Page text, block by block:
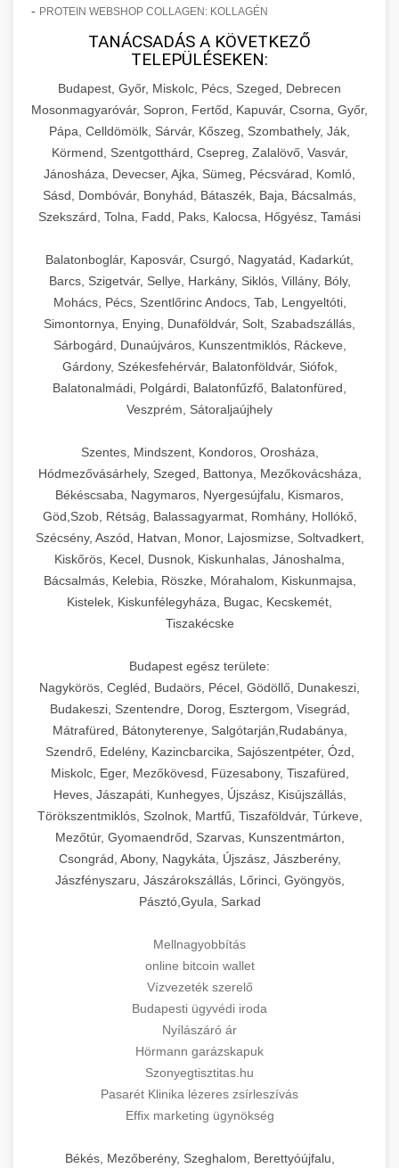
- PROTEIN WEBSHOP COLLAGEN: KOLLAGÉN
TANÁCSADÁS A KÖVETKEZŐ
TELEPÜLÉSEKEN:
Budapest, Győr, Miskolc, Pécs, Szeged, Debrecen
Mosonmagyaróvár, Sopron, Fertőd, Kapuvár, Csorna, Győr,
Pápa, Celldömölk, Sárvár, Kőszeg, Szombathely, Ják,
Körmend, Szentgotthárd, Csepreg, Zalalövő, Vasvár,
Jánosháza, Devecser, Ajka, Sümeg, Pécsvárad, Komló,
Sásd, Dombóvár, Bonyhád, Bátaszék, Baja, Bácsalmás,
Szekszárd, Tolna, Fadd, Paks, Kalocsa, Hőgyész, Tamási
Balatonboglár, Kaposvár, Csurgó, Nagyatád, Kadarkút,
Barcs, Szigetvár, Sellye, Harkány, Siklós, Villány, Bóly,
Mohács, Pécs, Szentlőrinc Andocs, Tab, Lengyeltóti,
Simontornya, Enying, Dunaföldvár, Solt, Szabadszállás,
Sárbogárd, Dunaújváros, Kunszentmiklós, Ráckeve,
Gárdony, Székesfehérvár, Balatonföldvár, Siófok,
Balatonalmádi, Polgárdi, Balatonfűzfő, Balatonfüred,
Veszprém, Sátoraljaújhely
Szentes, Mindszent, Kondoros, Orosháza,
Hódmezővásárhely, Szeged, Battonya, Mezőkovácsháza,
Békéscsaba, Nagymaros, Nyergesújfalu, Kismaros,
Göd,Szob, Rétság, Balassagyarmat, Romhány, Hollókő,
Szécsény, Aszód, Hatvan, Monor, Lajosmizse, Soltvadkert,
Kiskőrös, Kecel, Dusnok, Kiskunhalas, Jánoshalma,
Bácsalmás, Kelebia, Röszke, Mórahalom, Kiskunmajsa,
Kistelek, Kiskunfélegyháza, Bugac, Kecskemét,
Tiszakécske
Budapest egész területe:
Nagykörös, Cegléd, Budaörs, Pécel, Gödöllő, Dunakeszi,
Budakeszi, Szentendre, Dorog, Esztergom, Visegrád,
Mátrafüred, Bátonyterenye, Salgótarján,Rudabánya,
Szendrő, Edelény, Kazincbarcika, Sajószentpéter, Ózd,
Miskolc, Eger, Mezőkövesd, Füzesabony, Tiszafüred,
Heves, Jászapáti, Kunhegyes, Újszász, Kisújszállás,
Törökszentmiklós, Szolnok, Martfű, Tiszaföldvár, Túrkeve,
Mezőtúr, Gyomaendrőd, Szarvas, Kunszentmárton,
Csongrád, Abony, Nagykáta, Újszász, Jászberény,
Jászfényszaru, Jászárokszállás, Lőrinci, Gyöngyös,
Pásztó,Gyula, Sarkad
Mellnagyobbítás
online bitcoin wallet
Vízvezeték szerelő
Budapesti ügyvédi iroda
Nyílászáró ár
Hörmann garázskapuk
Szonyegtisztitas.hu
Pasarét Klinika lézeres zsírleszívás
Effix marketing ügynökség
Békés, Mezőberény, Szeghalom, Berettyóújfalu,